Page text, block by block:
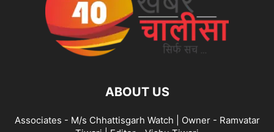
ABOUT US
Associates - M/s Chhattisgarh Watch | Owner - Ramvatar